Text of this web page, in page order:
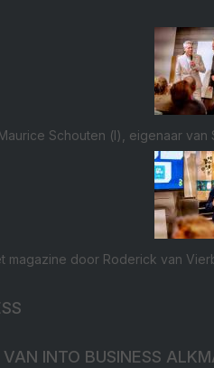
Schouten (l), eigenaar van
magazine door Roderick van
INTO BUSINESS